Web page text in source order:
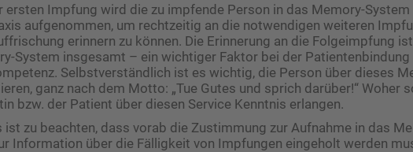
ersten Impfung wird die zu impfende Person in das Memory-
aufgenommen, um rechtzeitig an die notwendigen weiteren
erinnern zu können. Die Erinnerung an die Folgeimpfung
System insgesamt – ein wichtiger Faktor bei der Patientenbindung
Selbstverständlich ist es wichtig, die Person über dieses
ganz nach dem Motto: „Tue Gutes und sprich darüber!“ Woher
bzw. der Patient über diesen Service Kenntnis erlangen.
ist zu beachten, dass vorab die Zustimmung zur Aufnahme in das
Information über die Fälligkeit von Impfungen eingeholt werden